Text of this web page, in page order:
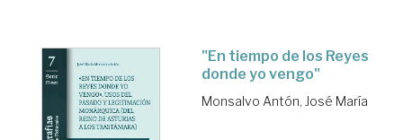
"En tiempo de los Reyes
donde yo vengo"
Monsalvo Antón, José María